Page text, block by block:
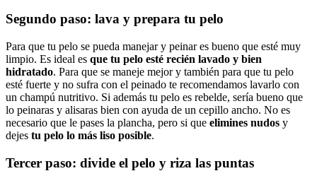
Segundo paso: lava y prepara tu pelo
Para que tu pelo se pueda manejar y peinar es bueno que esté muy
limpio. Es ideal es que tu pelo esté recién lavado y bien
hidratado. Para que se maneje mejor y también para que tu pelo
esté fuerte y no sufra con el peinado te recomendamos lavarlo con
un champú nutritivo. Si además tu pelo es rebelde, sería bueno que
lo peinaras y alisaras bien con ayuda de un cepillo ancho. No es
necesario que le pases la plancha, pero si que elimines nudos y
dejes tu pelo lo más liso posible.
Tercer paso: divide el pelo y riza las puntas